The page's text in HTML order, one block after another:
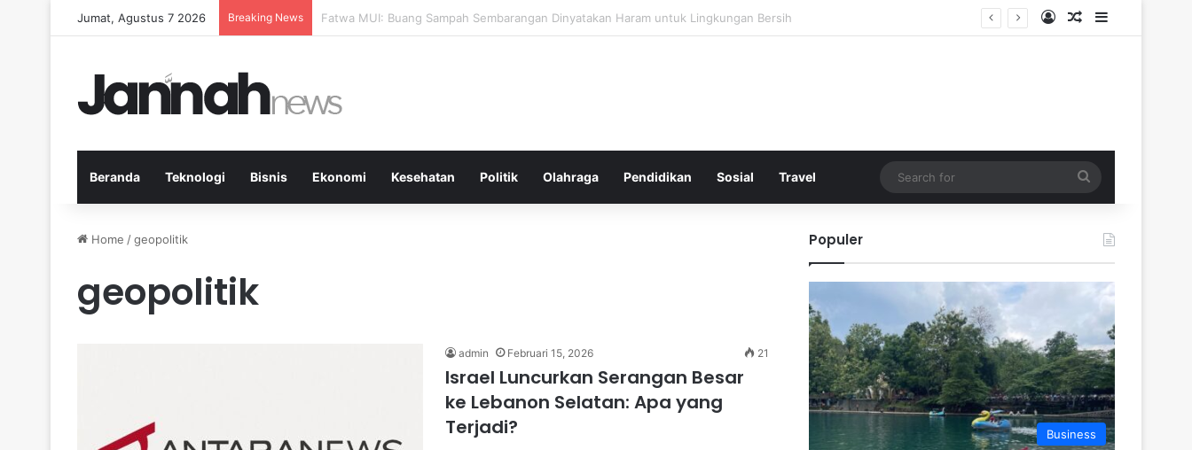
Jumat, Agustus 7 2026 Breaking News Pep Guardiola Bergembira Memiliki John Stones Kembali di Timnya Log InRandom Article
Sidebar
Beranda Teknologi Bisnis Ekonomi Kesehatan Politik Olahraga Pendidikan Sosial Travel
for
Home /geopolitik
geopolitik
admin Februari 15, 2026 21
Israel Luncurkan Serangan Besar
ke Lebanon Selatan: Apa yang
Terjadi?
Populer
Business